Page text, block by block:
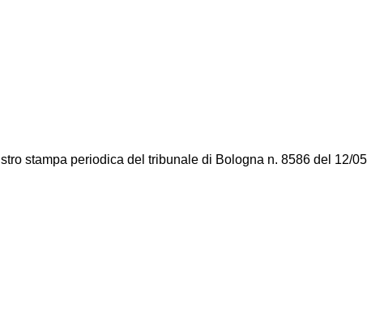
stampa periodica del tribunale di Bologna n. 8586 del 12/